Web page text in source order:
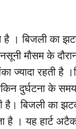
। बिजली का
मौसम के
रहती है
दुर्घटना के
है। बिजली का
है । यह हार्ट